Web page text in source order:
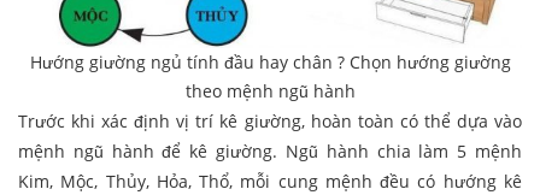
Hướng giường ngủ tính đầu hay chân ? Chọn hướng giường
theo mệnh ngũ hành
Trước khi xác định vị trí kê giường, hoàn toàn có thể dựa vào
mệnh ngũ hành để kê giường. Ngũ hành chia làm 5 mệnh
Kim, Mộc, Thủy, Hỏa, Thổ, mỗi cung mệnh đều có hướng kê